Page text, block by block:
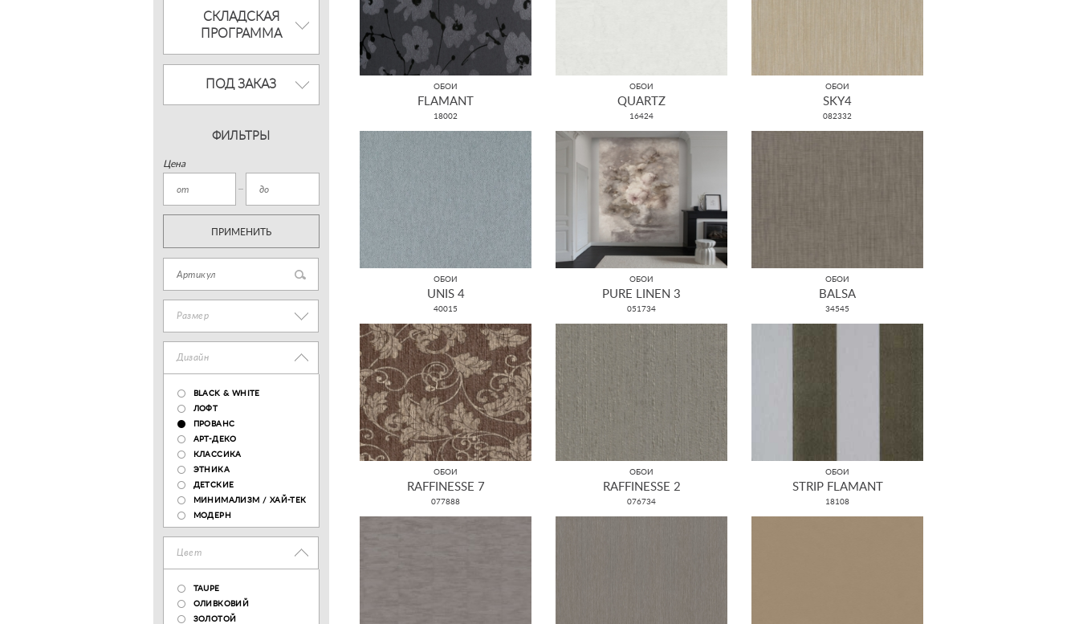
СКЛАДСКАЯ
ПРОГРАММА
ПОД ЗАКАЗ
ФИЛЬТРЫ
Цена
ПРИМЕНИТЬ
Размер
Дизайн
BLACK & WHITE
ЛОФТ
ПРОВАНС
АРТ-ДЕКО
КЛАССИКА
ЭТНИКА
ДЕТСКИЕ
МИНИМАЛИЗМ / ХАЙ-ТЕК
МОДЕРН
Цвет
TAUPE
ОЛИВКОВИЙ
ЗОЛОТОЙ
ОБОИ
FLAMANT
18002
ОБОИ
QUARTZ
16424
ОБОИ
SKY4
082332
ОБОИ
UNIS 4
40015
ОБОИ
PURE LINEN 3
051734
ОБОИ
BALSA
34545
ОБОИ
RAFFINESSE 7
077888
ОБОИ
RAFFINESSE 2
076734
ОБОИ
STRIP FLAMANT
18108